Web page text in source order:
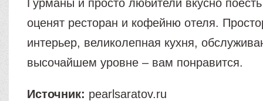
Гурманы и просто любители вкусно
оценят ресторан и кофейню отеля.
интерьер, великолепная кухня,
высочайшем уровне – вам понравится.
Источник: pearlsaratov.ru